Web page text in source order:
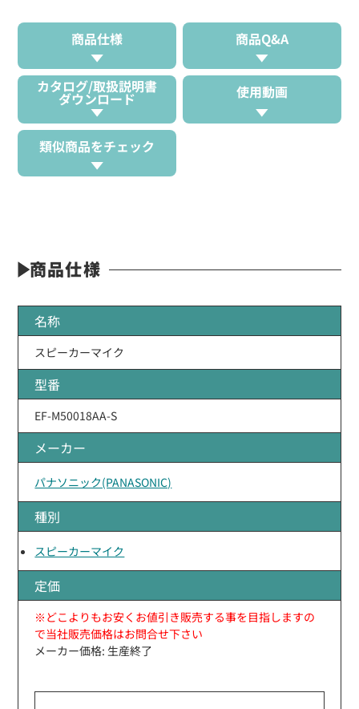
商品仕様 商品Q&A
カタログ/取扱説明書
ダウンロード 使用動画
類似商品をチェック
商品仕様
名称
スピーカーマイク
型番
EF-M50018AA-S
メーカー
パナソニック(PANASONIC)
種別
スピーカーマイク
定価
※どこよりもお安くお値引き販売する事を目指しますの
で当社販売価格はお問合せ下さい
メーカー価格: 生産終了